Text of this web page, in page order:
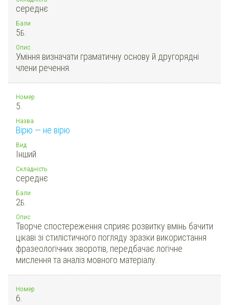
середнє
Бали
5Б.
Опис
Уміння визначати граматичну основу й другорядні
члени речення.
Номер
5.
Назва
Вірю — не вірю
Вид
Інший
Складність
середнє
Бали
2Б.
Опис
Творче спостереження сприяє розвитку вмінь бачити
цікаві зі стилістичного погляду зразки використання
фразеологічних зворотів, передбачає логічне
мислення та аналіз мовного матеріалу.
Номер
6.